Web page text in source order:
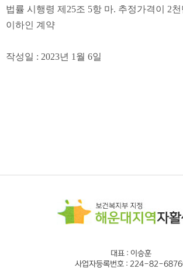
법률 시행령 제 25조 5항 마. 추정가격이 2
이하인 계약
작성일 : 2023년 1 월 6일
대표 : 이승훈
사업자등록번호 : 224-82-